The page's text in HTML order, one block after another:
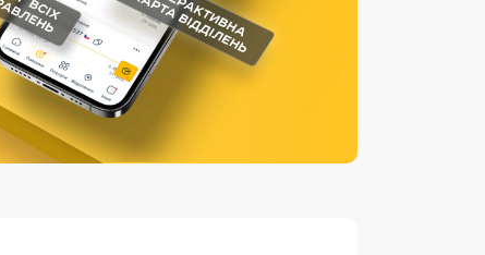
Страхові послуги
Каталог «Укрпошта Маркет»